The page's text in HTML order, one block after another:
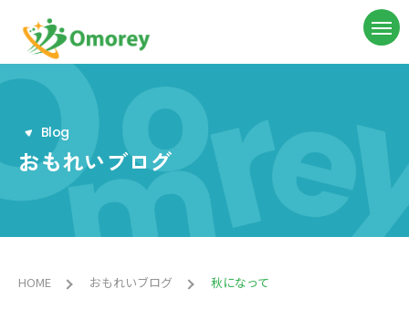
Blog
おもれいブログ
HOME おもれいブログ 秋になって